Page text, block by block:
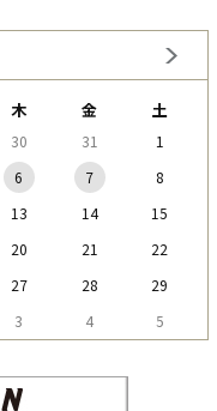
木 金 土
30 31
1
6 7
8
13 14
15
20 21
22
27 28
29
3 4 5